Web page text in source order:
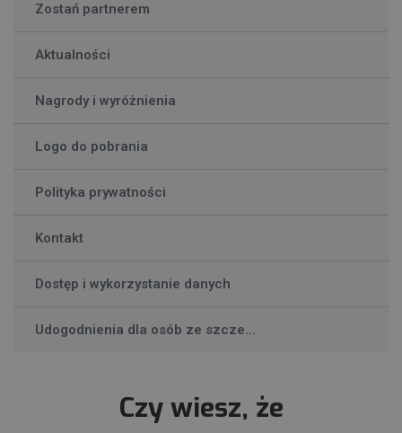
Zostań partnerem
Aktualności
Nagrody i wyróżnienia
Logo do pobrania
Polityka prywatności
Kontakt
Dostęp i wykorzystanie danych
Udogodnienia dla osób ze szcze...
Czy wiesz, że